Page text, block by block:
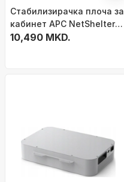
Стабилизирачка плоча за
кабинет APC NetShelter
SX, 600mm, 750mm, црна
10,490 MKD.